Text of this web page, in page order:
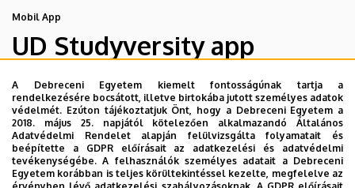
Mobil App
UD Studyversity app
Engedd meg, hogy figyelmedbe ajánljuk a Debreceni
Egyetem új applikációját, melyet hallgatói számára
készített. Az alkalmazás bevezetésével célunk, hogy
segítsünk eligazodni az egyetemi mindennapokban, a
tanulmányaiddal kapcsolatban gyorsan elérhető
A Debreceni Egyetem kiemelt fontosságúnak tartja a
rendelkezésére bocsátott, illetve birtokába jutott személyes adatok
védelmét. Ezúton tájékoztatjuk Önt, hogy a Debreceni Egyetem a
2018. május 25. napjától kötelezően alkalmazandó Általános
Adatvédelmi Rendelet alapján felülvizsgálta folyamatait és
beépítette a GDPR előírásait az adatkezelési és adatvédelmi
tevékenységébe. A felhasználók személyes adatait a Debreceni
Egyetem korábban is teljes körültekintéssel kezelte, megfelelve az